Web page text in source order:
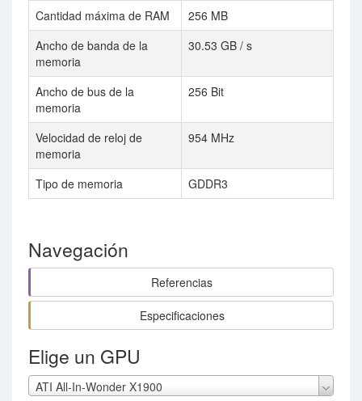
Cantidad máxima de RAM
256 MB
Ancho de banda de la
memoria
30.53 GB / s
Ancho de bus de la
memoria
256 Bit
Velocidad de reloj de
memoria
954 MHz
Tipo de memoria GDDR3
Navegación
Referencias
Especificaciones
Elige un GPU
ATI All-In-Wonder X1900